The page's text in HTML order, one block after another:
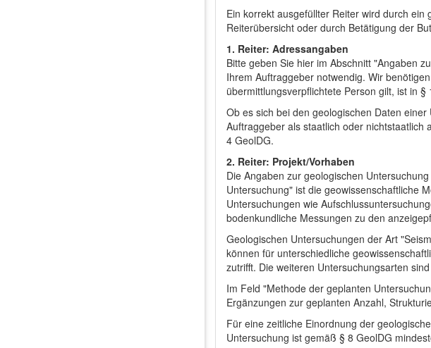
Ein korrekt ausgefüllter Reiter wird durch
Reiterübersicht oder durch Betätigung der
1. Reiter: Adressangaben
Bitte geben Sie hier im Abschnitt "Angaben
Ihrem Auftraggeber notwendig. Wir
übermittlungsverpflichtete Person gilt, ist in
Ob es sich bei den geologischen Daten
Auftraggeber als staatlich oder nichtstaatlich
4 GeolDG.
2. Reiter: Projekt/Vorhaben
Die Angaben zur geologischen
Untersuchung" ist die geowissenschaftliche
Untersuchungen wie
bodenkundliche Messungen zu den
Geologischen Untersuchungen der Art
können für unterschiedliche
zutrifft. Die weiteren Untersuchungsarten
Im Feld "Methode der geplanten
Ergänzungen zur geplanten Anzahl,
Für eine zeitliche Einordnung der
Untersuchung ist gemäß § 8 GeolDG